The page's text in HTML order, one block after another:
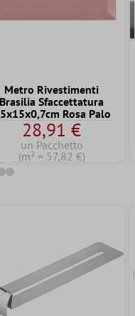
5 stelle
Metro Rivestimenti
Brasilia Sfaccettatura
Rosa Palo
28,91 €
un Pacchetto
(m² = 57,82 €)